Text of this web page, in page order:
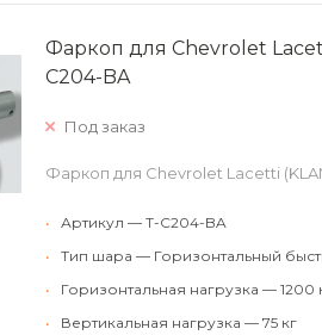
Фаркоп для Chevrolet
C204-BA
Под заказ
Фаркоп для Chevrolet Lacetti
•
Артикул — T-C204-BA
•
Тип шара — Горизонтальный
•
Горизонтальная нагрузка — 1200
•
Вертикальная нагрузка — 75 кг